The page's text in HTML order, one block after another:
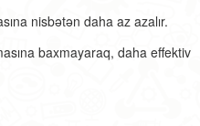
nisbətən daha az azalır.
baxmayaraq, daha effektiv